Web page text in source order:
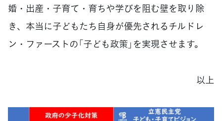
婚・出産・子育て・育ちや学びを阻む壁を取り除
き、本当に子どもたち自身が優先されるチルドレ
ン・ファーストの「子ども政策」を実現させます。
以上